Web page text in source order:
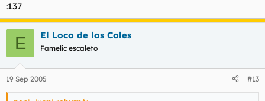
:137
E El Loco de las Coles
Famelic escaleto
19 Sep 2005 #13